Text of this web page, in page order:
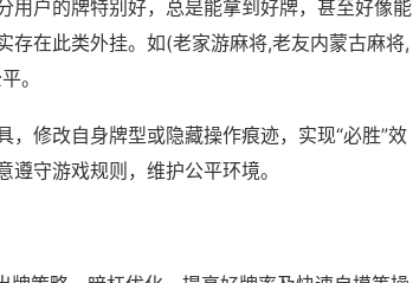
用户的牌特别好，总是能拿到好牌，甚至好像能
存在此类外挂。如(老家游麻将,老友内蒙古麻将,
。
修改自身牌型或隐藏操作痕迹，实现“必胜”效
守游戏规则，维护公平环境。